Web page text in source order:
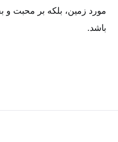
مورد زمین، بلکه بر محبت
باشد.